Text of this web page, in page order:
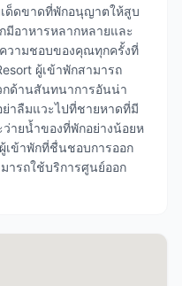
ด็ดขาดที่พักอนุญาตให้สูบ
อาหารหลากหลายและ
ความชอบของคุณทุกครั้งที่
ผู้เข้าพักสามารถ
กด้านสันทนาการอันน่า
ย่าลืมแวะไปที่ชายหาดที่มี
ายน้ำของที่พักอย่างน้อยห
เข้าพักที่ชื่นชอบการออก
ารถใช้บริการศูนย์ออก